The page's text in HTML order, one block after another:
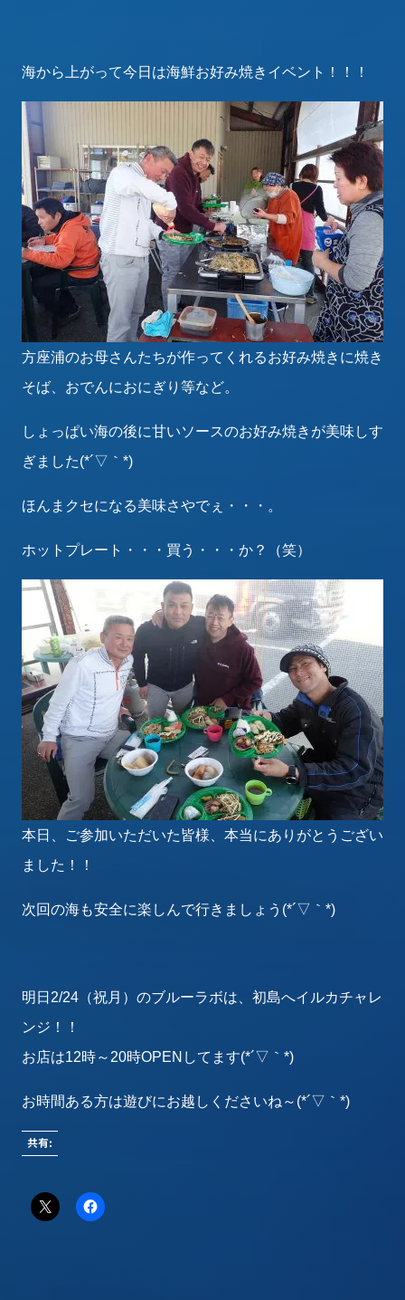
海から上がって今日は海鮮お好み焼きイベント！！！
方座浦のお母さんたちが作ってくれるお好み焼きに焼き
そば、おでんにおにぎり等など。
しょっぱい海の後に甘いソースのお好み焼きが美味しす
ぎました(*´▽｀*)
ほんまクセになる美味さやでぇ・・・。
ホットプレート・・・買う・・・か？（笑）
本日、ご参加いただいた皆様、本当にありがとうござい
ました！！
次回の海も安全に楽しんで行きましょう(*´▽｀*)
明日2/24（祝月）のブルーラボは、初島へイルカチャレ
ンジ！！
お店は12時～20時OPENしてます(*´▽｀*)
お時間ある方は遊びにお越しくださいね～(*´▽｀*)
共有: